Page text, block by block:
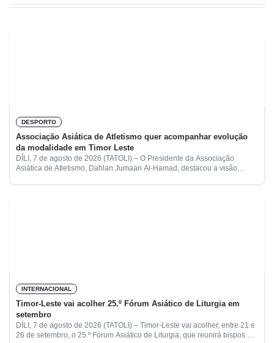
DESPORTO
Associação Asiática de Atletismo quer acompanhar evolução
da modalidade em Timor Leste
DÍLI, 7 de agosto de 2026 (TATOLI) – O Presidente da Associação
Asiática de Atletismo, Dahlan Jumaan Al‑Hamad, destacou a visão
INTERNACIONAL
Timor-Leste vai acolher 25.º Fórum Asiático de Liturgia em
setembro
DÍLI, 7 de agosto de 2026 (TATOLI) – Timor-Leste vai acolher, entre 21 e
26 de setembro, o 25.º Fórum Asiático de Liturgia, que reunirá bispos e